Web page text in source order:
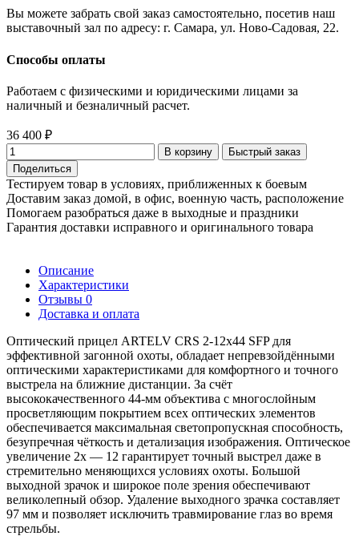
Вы можете забрать свой заказ самостоятельно, посетив наш
выставочный зал по адресу: г. Самара, ул. Ново-Садовая, 22.
Способы оплаты
Работаем с физическими и юридическими лицами за
наличный и безналичный расчет.
36 400 ₽
В корзину
Быстрый заказ
Поделиться
Тестируем товар в условиях, приближенных к боевым
Доставим заказ домой, в офис, военную часть, расположение
Помогаем разобраться даже в выходные и праздники
Гарантия доставки исправного и оригинального товара
Описание
Характеристики
Отзывы 0
Доставка и оплата
Оптический прицел ARTELV CRS 2-12x44 SFP для
эффективной загонной охоты, обладает непревзойдёнными
оптическими характеристиками для комфортного и точного
выстрела на ближние дистанции. За счёт
высококачественного 44-мм объектива с многослойным
просветляющим покрытием всех оптических элементов
обеспечивается максимальная светопропускная способность,
безупречная чёткость и детализация изображения. Оптическое
увеличение 2х — 12 гарантирует точный выстрел даже в
стремительно меняющихся условиях охоты. Большой
выходной зрачок и широкое поле зрения обеспечивают
великолепный обзор. Удаление выходного зрачка составляет
97 мм и позволяет исключить травмирование глаз во время
стрельбы.